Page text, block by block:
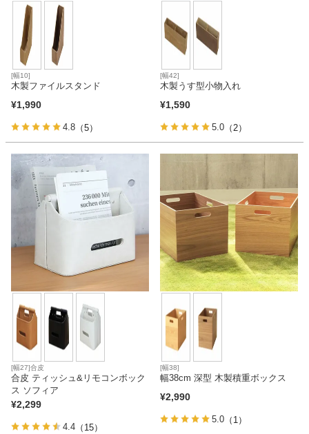
[幅10]
木製ファイルスタンド
¥1,990
4.8 （5）
[幅42]
木製うす型小物入れ
¥1,590
5.0 （2）
[幅27]合皮
合皮 ティッシュ&リモコンボック
ス ソフィア
¥2,299
4.4 （15）
[幅38]
幅38cm 深型 木製積重ボックス
¥2,990
5.0 （1）